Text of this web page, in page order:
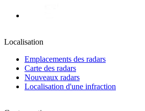
Localisation
Emplacements des radars
Carte des radars
Nouveaux radars
Localisation d'une infraction